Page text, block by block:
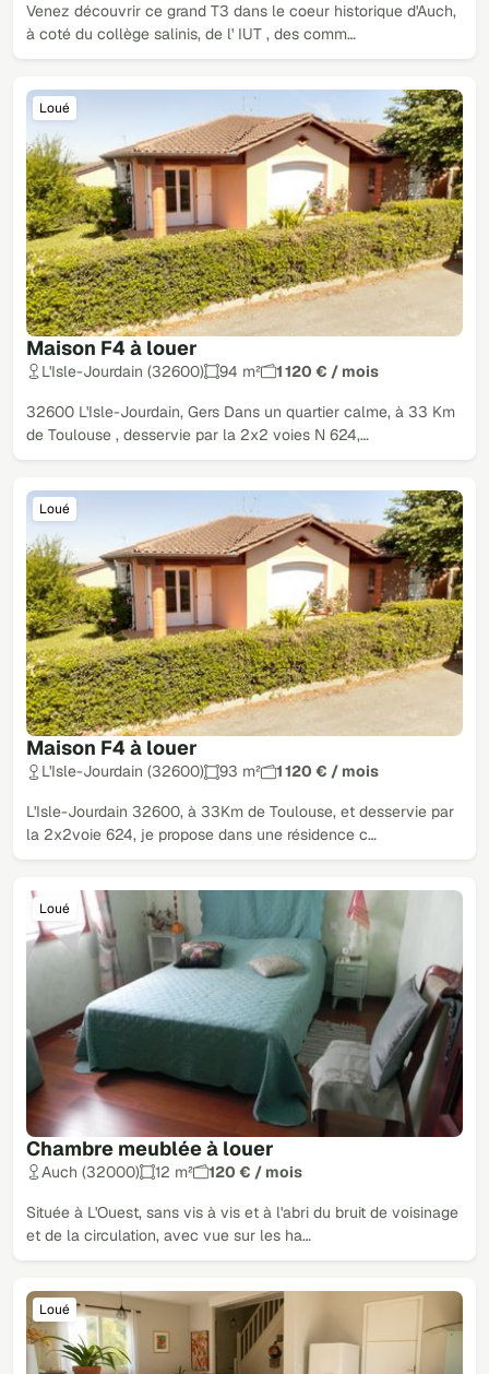
Venez découvrir ce grand T3 dans le coeur historique d'Auch,
à coté du collège salinis, de l' IUT , des comm…
Maison F4 à louer
Loué
L'Isle-Jourdain (32600) 94 m² 1 120 € / mois
32600 L'Isle-Jourdain, Gers Dans un quartier calme, à 33 Km
de Toulouse , desservie par la 2x2 voies N 624,…
Maison F4 à louer
Loué
L'Isle-Jourdain (32600) 93 m² 1 120 € / mois
L'Isle-Jourdain 32600, à 33Km de Toulouse, et desservie par
la 2x2voie 624, je propose dans une résidence c…
Chambre meublée à louer
Loué
Auch (32000) 12 m² 120 € / mois
Située à L'Ouest, sans vis à vis et à l'abri du bruit de voisinage
et de la circulation, avec vue sur les ha…
Loué